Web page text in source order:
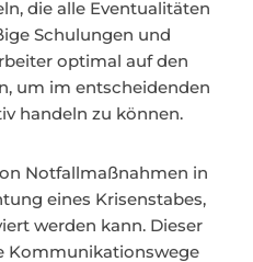
die alle Eventualitäten
Schulungen und
optimal auf den
um im entscheidenden
handeln zu können.
Notfallmaßnahmen in
eines Krisenstabes,
werden kann. Dieser
Kommunikationswege